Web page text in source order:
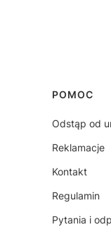
POMOC
Odstąp od
Reklamacje
Kontakt
Regulamin
Pytania i